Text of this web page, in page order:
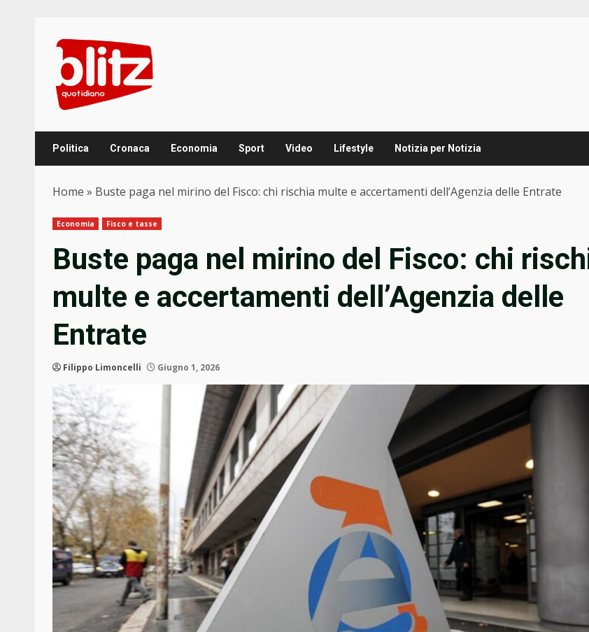
content
Politica Cronaca Economia Sport Video Lifestyle Notizia per Notizia
Home » Buste paga nel mirino del Fisco: chi rischia multe e accertamenti dell’Agenzia delle Entrate
Economia Fisco e tasse
Buste paga nel mirino del Fisco: chi
multe e accertamenti dell’Agenzia delle
Entrate
Filippo Limoncelli Giugno 1, 2026